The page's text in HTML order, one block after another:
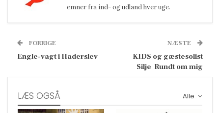
emner fra ind- og udland hver uge.
FORRIGE
Engle-vagt i Haderslev
NÆSTE
KIDS og gæstesolist
Silje  Rundt om mig
Alle
LÆS OGSÅ